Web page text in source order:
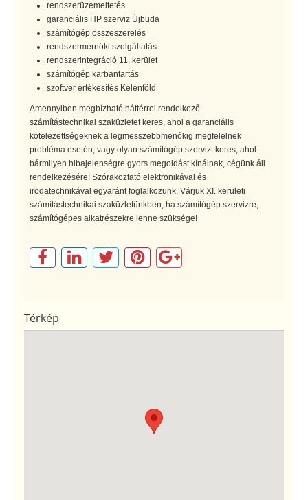
rendszerüzemeltetés
garanciális HP szerviz Újbuda
számítógép összeszerelés
rendszermérnöki szolgáltatás
rendszerintegráció 11. kerület
számítógép karbantartás
szoftver értékesítés Kelenföld
Amennyiben megbízható háttérrel rendelkező
számítástechnikai szaküzletet keres, ahol a garanciális
kötelezettségeknek a legmesszebbmenőkig megfelelnek
probléma esetén, vagy olyan számítógép szervizt keres, ahol
bármilyen hibajelenségre gyors megoldást kínálnak, cégünk áll
rendelkezésére! Szórakoztató elektronikával és
irodatechnikával egyaránt foglalkozunk. Várjuk XI. kerületi
számítástechnikai szaküzletünkben, ha számítógép szervizre,
számítógépes alkatrészekre lenne szüksége!
Térkép